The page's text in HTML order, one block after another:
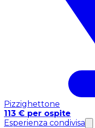
Pizzighettone
113 € per ospite
Esperienza condivisa